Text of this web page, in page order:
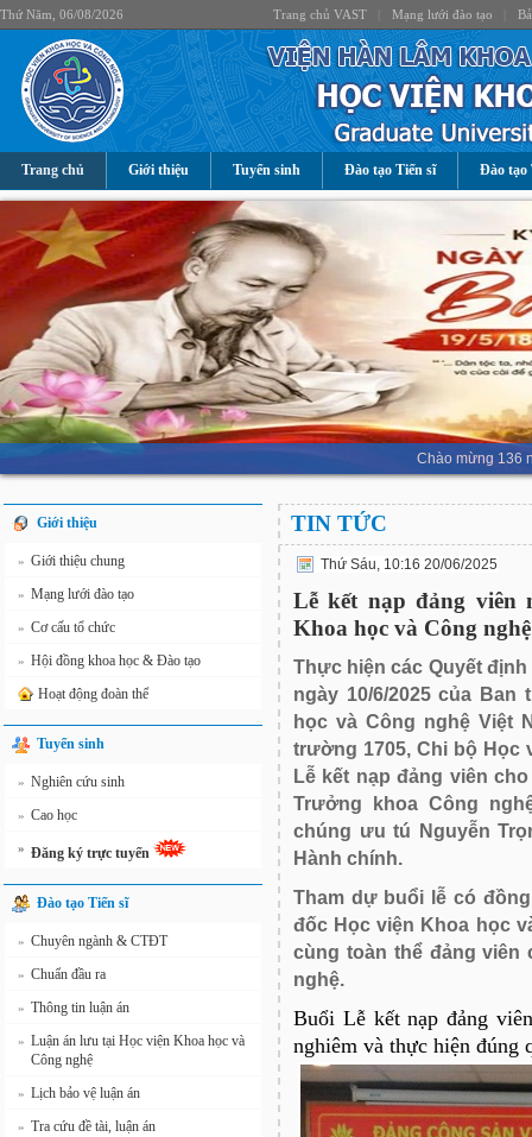
Thứ Năm, 06/08/2026 Trang chủ VAST Mạng lưới đào tạo
Trang chủ Giới thiệu Tuyển sinh Đào tạo Tiến sĩ Đào tạo
Chào mừng 136
Giới thiệu
» Giới thiệu chung
» Mạng lưới đào tạo
» Cơ cấu tổ chức
» Hội đồng khoa học & Đào tạo
Hoạt động đoàn thể
Tuyển sinh
» Nghiên cứu sinh
» Cao học
» Đăng ký trực tuyến
Đào tạo Tiến sĩ
» Chuyên ngành & CTĐT
» Chuẩn đầu ra
» Thông tin luận án
» Luận án lưu tại Học viện Khoa học và
Công nghệ
» Lịch bảo vệ luận án
» Tra cứu đề tài, luận án
TIN TỨC
Thứ Sáu, 10:16 20/06/2025
Lễ kết nạp đảng viên
Khoa học và Công nghệ
Thực hiện các Quyết
ngày 10/6/2025 của
học và Công nghệ Việt
trường 1705, Chi bộ Học
Lễ kết nạp đảng viên
Trưởng khoa Công
chúng ưu tú Nguyễn
Hành chính.
Tham dự buổi lễ có
đốc Học viện Khoa học
cùng toàn thể đảng viên
nghệ.
Buổi Lễ kết nạp đảng
nghiêm và thực hiện